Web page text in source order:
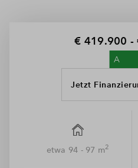
€ 419.900 -
Jetzt
etwa 94 - 97 m2